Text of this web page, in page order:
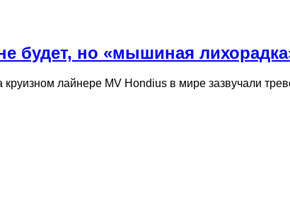
будет, но «мышиная
лайнере MV Hondius в мире зазвучали